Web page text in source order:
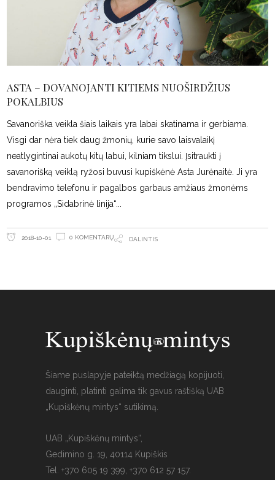
ASTA – DOVANOJANTI KITIEMS NUOŠIRDŽIUS
POKALBIUS
Savanoriška veikla šiais laikais yra labai skatinama ir gerbiama.
Visgi dar nėra tiek daug žmonių, kurie savo laisvalaikį
neatlygintinai aukotų kitų labui, kilniam tikslui. Įsitraukti į
savanorišką veiklą ryžosi buvusi kupiškėnė Asta Jurėnaitė. Ji yra
bendravimo telefonu ir pagalbos garbaus amžiaus žmonėms
programos „Sidabrinė linija“
2018-10-01 0 KOMENTARŲ DALINTIS
Šiame puslapyje pateiktą medžiagą kopijuoti,
dauginti, platinti galima tik gavus raštišką UAB
„Kupiškėnų mintys“ sutikimą.
UAB „Kupiškėnų mintys“,
Gedimino g. 19, 40114 Kupiškis
Tel. +370 605 19 399, +370 612 57 157.